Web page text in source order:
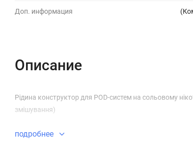
Доп. информация
Описание
Рідина конструктор для POD-систем на сольовому
змішування)
подробнее